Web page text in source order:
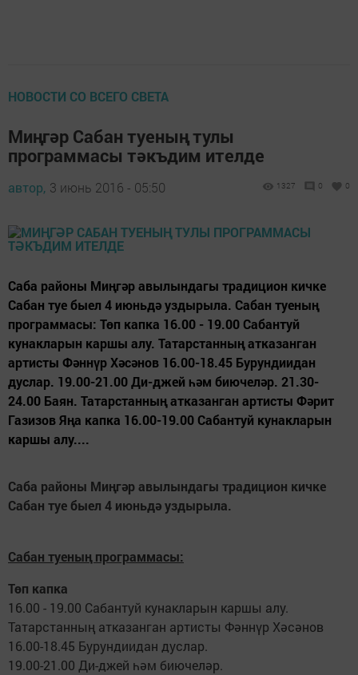
НОВОСТИ СО ВСЕГО СВЕТА
Миңгәр Сабан туеның тулы
программасы тәкъдим ителде
автор, 3 июнь 2016 - 05:50 1327 0 0
Саба районы Миңгәр авылындагы традицион кичке
Сабан туе быел 4 июньдә уздырыла. Сабан туеның
программасы: Төп капка 16.00 - 19.00 Сабантуй
кунакларын каршы алу. Татарстанның атказанган
артисты Фәннүр Хәсәнов 16.00-18.45 Бурундиидан
дуслар. 19.00-21.00 Ди-джей һәм биючеләр. 21.30-
24.00 Баян. Татарстанның атказанган артисты Фәрит
Газизов Яңа капка 16.00-19.00 Сабантуй кунакларын
каршы алу....
Саба районы Миңгәр авылындагы традицион кичке
Сабан туе быел 4 июньдә уздырыла.
Сабан туеның программасы:
Төп капка
16.00 - 19.00 Сабантуй кунакларын каршы алу.
Татарстанның атказанган артисты Фәннүр Хәсәнов
16.00-18.45 Бурундиидан дуслар.
19.00-21.00 Ди-джей һәм биючеләр.